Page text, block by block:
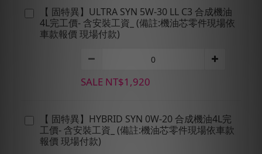
【 固特異】ULTRA SYN 5W-30 LL C3 合成機油
4L完工價- 含安裝工資_ (備註:機油芯零件現場依
車款報價 現場付款)
SALE NT$1,920
【 固特異】HYBRID SYN 0W-20 合成機油4L完
工價- 含安裝工資_ (備註:機油芯零件現場依車款
報價 現場付款)